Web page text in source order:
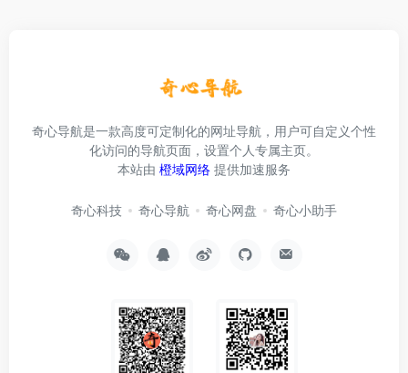
奇心导航是一款高度可定制化的网址导航，用户可自定义个性
化访问的导航页面，设置个人专属主页。
本站由 橙域网络 提供加速服务
奇心科技 奇心导航 奇心网盘 奇心小助手